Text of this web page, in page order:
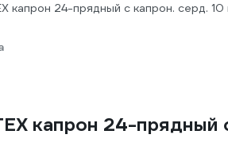
24-прядный с капрон. серд.
капрон 24-прядный